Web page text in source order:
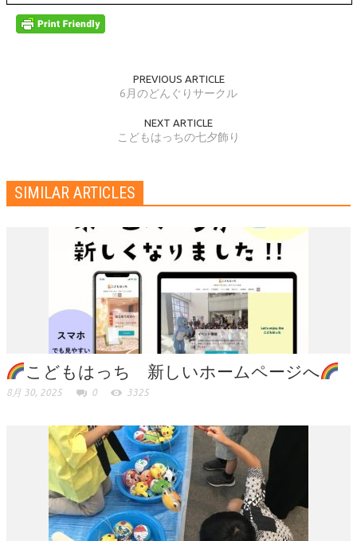
PREVIOUS ARTICLE
6月のどんぐりサークル
NEXT ARTICLE
こどもはっちの七夕飾り
SIMILAR ARTICLES
こどもはっち 新しいホームページへ
8月 30, 2025 0 3325